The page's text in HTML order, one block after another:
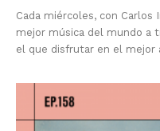
Cada miércoles, con Carlos
mejor música del mundo a
el que disfrutar en el mejor